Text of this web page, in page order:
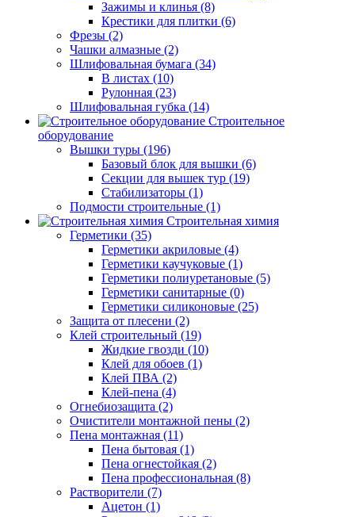
Зажимы и клинья (8)
Крестики для плитки (6)
Фрезы (2)
Чашки алмазные (2)
Шлифовальная бумага (34)
В листах (10)
Рулонная (23)
Шлифовальная губка (14)
Строительное
оборудование
Вышки туры (196)
Базовый блок для вышки (6)
Секции для вышек тур (19)
Стабилизаторы (1)
Подмости строительные (1)
Строительная химия
Герметики (35)
Герметики акриловые (4)
Герметики каучуковые (1)
Герметики полиуретановые (5)
Герметики санитарные (0)
Герметики силиконовые (25)
Защита от плесени (2)
Клей строительный (19)
Жидкие гвозди (10)
Клей для обоев (1)
Клей ПВА (2)
Клей-пена (4)
Огнебиозащита (2)
Очистители монтажной пены (2)
Пена монтажная (11)
Пена бытовая (1)
Пена огнестойкая (2)
Пена профессиональная (8)
Растворители (7)
Ацетон (1)